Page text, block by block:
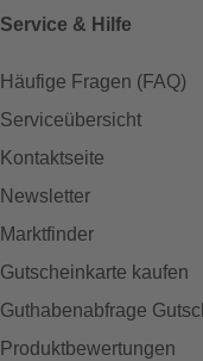
Service & Hilfe
Häufige Fragen (FAQ)
Serviceübersicht
Kontaktseite
Newsletter
Marktfinder
Gutscheinkarte kaufen
Guthabenabfrage
Produktbewertungen